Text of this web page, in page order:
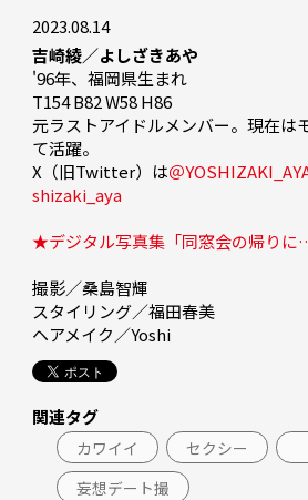
2023.08.14
吉崎綾／よしざきあや
'96年、福岡県生まれ
T154 B82 W58 H86
元ラストアイドルメンバー。現在は
て活躍。
X（旧Twitter）は＠
shizaki_aya
★デジタル写真集「同窓会の帰りに
撮影／桑島智輝
スタイリング／福田春美
ヘアメイク／Yoshi
関連タグ
カワイイ セクシー
妄想デート撮